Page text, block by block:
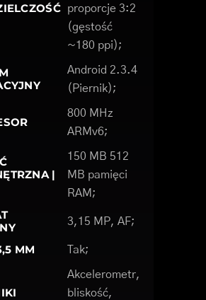
proporcje 3:2
(gęstość
~180 ppi);
Android 2.3.4
(Piernik);
800 MHz
ARMv6;
|
150 MB 512
MB pamięci
RAM;
3,15 MP, AF;
MM Tak;
Akcelerometr,
bliskość,